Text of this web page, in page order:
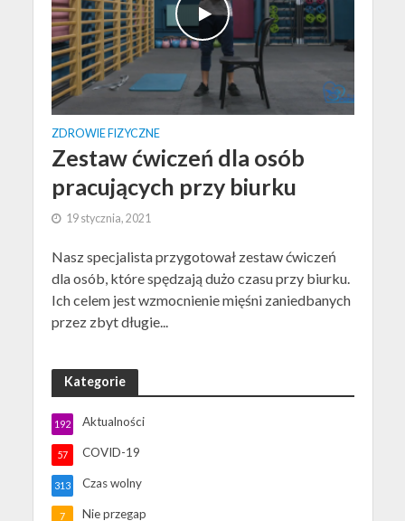
ZDROWIE FIZYCZNE
Zestaw ćwiczeń dla osób
pracujących przy biurku
19 stycznia, 2021
Nasz specjalista przygotował zestaw ćwiczeń
dla osób, które spędzają dużo czasu przy biurku.
Ich celem jest wzmocnienie mięśni zaniedbanych
przez zbyt długie...
Kategorie
Aktualności
192
COVID-19
57
Czas wolny
313
Nie przegap
7